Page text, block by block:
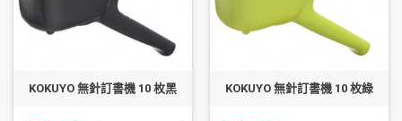
KOKUYO 無針訂書機 10 枚黑 KOKUYO 無針訂書機 10 枚綠